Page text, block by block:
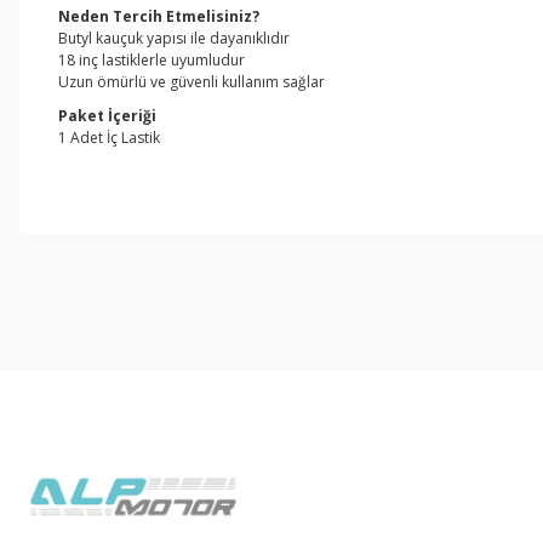
Neden Tercih Etmelisiniz?
Butyl kauçuk yapısı ile dayanıklıdır
18 inç lastiklerle uyumludur
Uzun ömürlü ve güvenli kullanım sağlar
Paket İçeriği
1 Adet İç Lastik